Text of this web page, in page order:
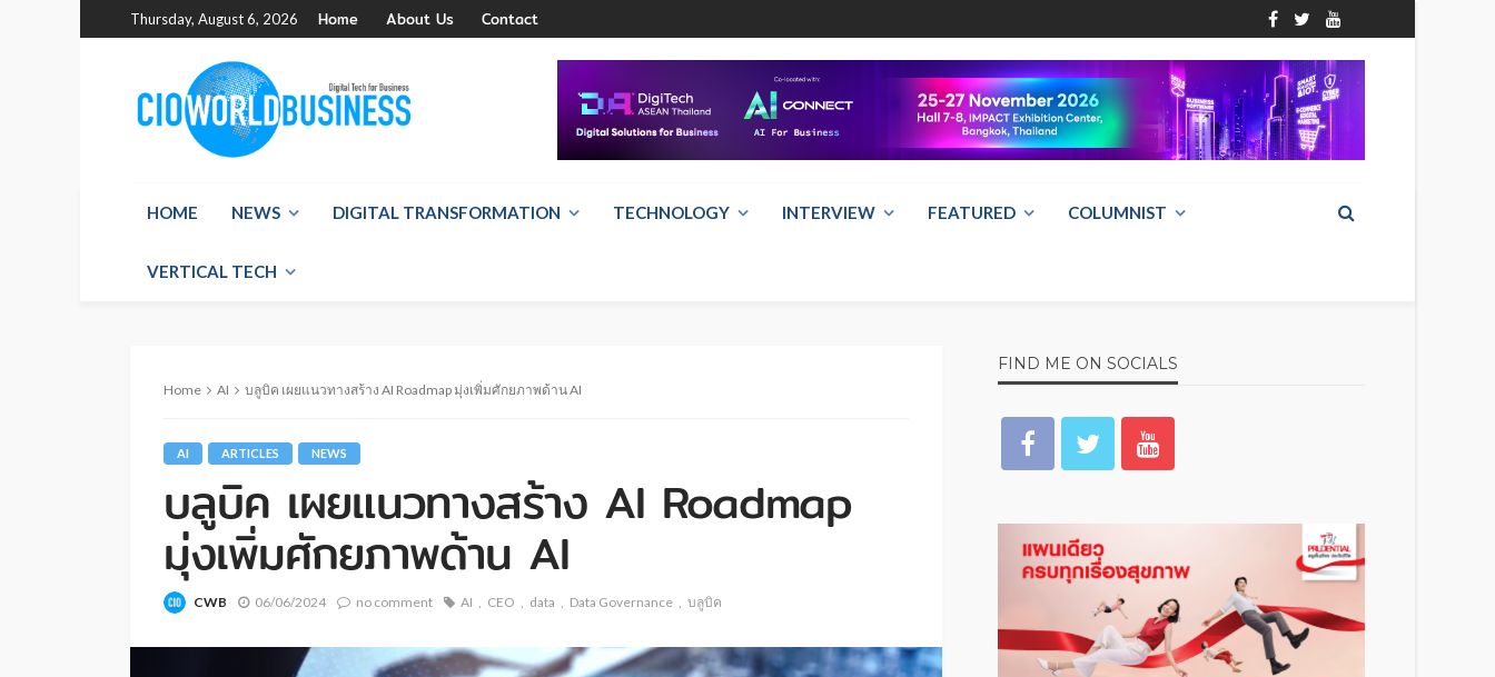
Thursday, August 6, 2026 Home About Us Contact
HOME NEWS DIGITAL TRANSFORMATION TECHNOLOGY INTERVIEW FEATURED COLUMNIST
VERTICAL TECH
Home AI บลูบิค เผยแนวทางสร้าง AI Roadmap มุ่งเพิ่มศักยภาพด้าน AI
AI ARTICLES NEWS
บลูบิค เผยแนวทางสร้าง AI Roadmap
มุ่งเพิ่มศักยภาพด้าน AI
CWB 06/06/2024 no comment AI CEO data Data Governance บลูบิค
FIND ME ON SOCIALS